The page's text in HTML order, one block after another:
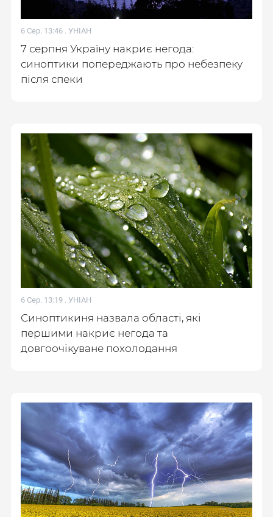
6 Сер. 13:46 . УНІАН
7 серпня Україну накриє негода:
синоптики попереджають про небезпеку
після спеки
6 Сер. 13:19 . УНІАН
Синоптикиня назвала області, які
першими накриє негода та
довгоочікуване похолодання